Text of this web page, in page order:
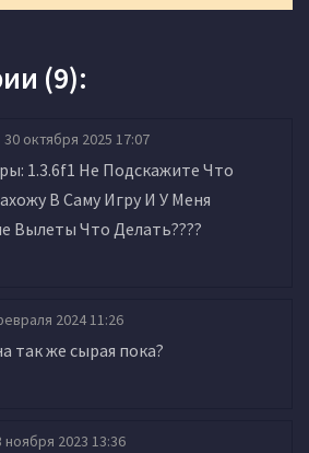
(9):
30 октября 2025 17:07
1.3.6f1 Не Подскажите Что
В Саму Игру И У Меня
Вылеты Что Делать????
2024 11:26
так же сырая пока?
ноября 2023 13:36